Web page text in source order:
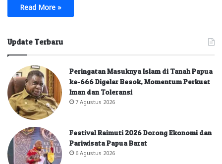
Read More »
Update Terbaru
Peringatan Masuknya Islam di Tanah Papua
ke-666 Digelar Besok, Momentum Perkuat
Iman dan Toleransi
7 Agustus 2026
Festival Raimuti 2026 Dorong Ekonomi dan
Pariwisata Papua Barat
6 Agustus 2026